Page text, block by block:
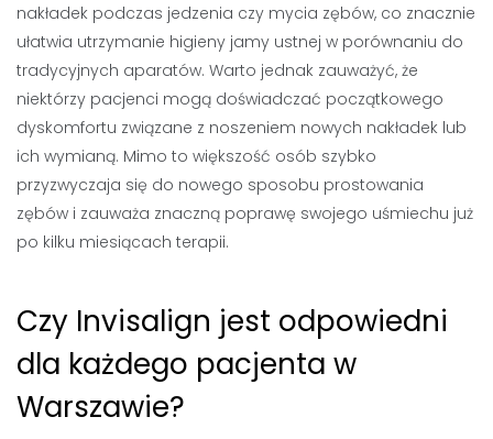
nakładek podczas jedzenia czy mycia zębów, co znacznie
ułatwia utrzymanie higieny jamy ustnej w porównaniu do
tradycyjnych aparatów. Warto jednak zauważyć, że
niektórzy pacjenci mogą doświadczać początkowego
dyskomfortu związane z noszeniem nowych nakładek lub
ich wymianą. Mimo to większość osób szybko
przyzwyczaja się do nowego sposobu prostowania
zębów i zauważa znaczną poprawę swojego uśmiechu już
po kilku miesiącach terapii.
Czy Invisalign jest odpowiedni
dla każdego pacjenta w
Warszawie?